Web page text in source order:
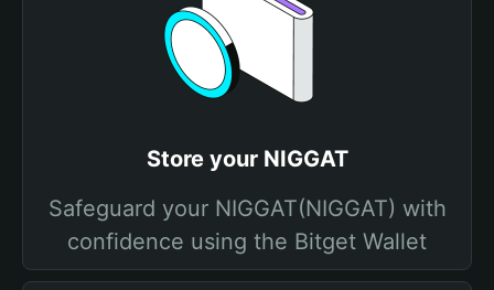
Store your NIGGAT
Safeguard your NIGGAT(NIGGAT) with
confidence using the Bitget Wallet